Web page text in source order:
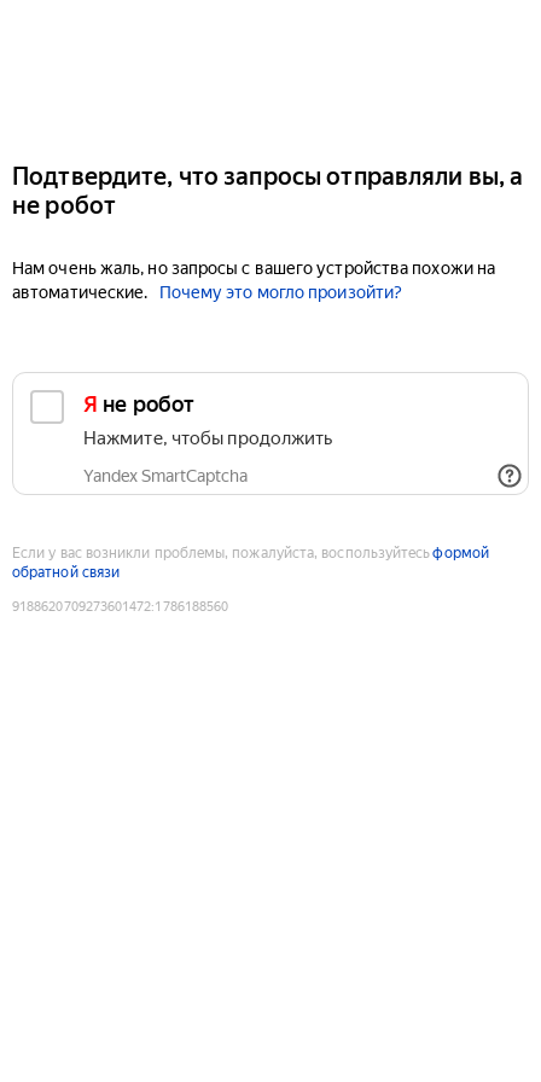
Подтвердите, что запросы отправляли вы, а
не робот
Нам очень жаль, но запросы с вашего устройства похожи на
автоматические.
Почему это могло произойти?
Я не робот
Нажмите, чтобы продолжить
Yandex SmartCaptcha
Если у вас возникли проблемы, пожалуйста, воспользуйтесьформой
обратной связи
9188620709273601472:1786188560